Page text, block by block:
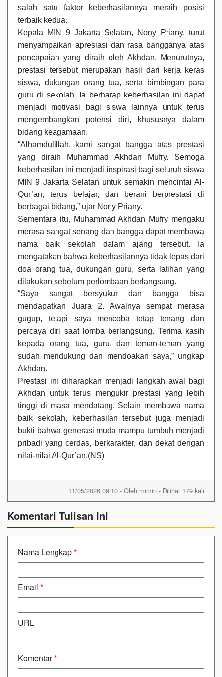
salah satu faktor keberhasilannya meraih posisi
terbaik kedua.
Kepala MIN 9 Jakarta Selatan, Nony Priany, turut
menyampaikan apresiasi dan rasa bangganya atas
pencapaian yang diraih oleh Akhdan. Menurutnya,
prestasi tersebut merupakan hasil dari kerja keras
siswa, dukungan orang tua, serta bimbingan para
guru di sekolah. Ia berharap keberhasilan ini dapat
menjadi motivasi bagi siswa lainnya untuk terus
mengembangkan potensi diri, khususnya dalam
bidang keagamaan.
“Alhamdulillah, kami sangat bangga atas prestasi
yang diraih Muhammad Akhdan Mufry. Semoga
keberhasilan ini menjadi inspirasi bagi seluruh siswa
MIN 9 Jakarta Selatan untuk semakin mencintai Al-
Qur’an, terus belajar, dan berani berprestasi di
berbagai bidang,” ujar Nony Priany.
Sementara itu, Muhammad Akhdan Mufry mengaku
merasa sangat senang dan bangga dapat membawa
nama baik sekolah dalam ajang tersebut. Ia
mengatakan bahwa keberhasilannya tidak lepas dari
doa orang tua, dukungan guru, serta latihan yang
dilakukan sebelum perlombaan berlangsung.
“Saya sangat bersyukur dan bangga bisa
mendapatkan Juara 2. Awalnya sempat merasa
gugup, tetapi saya mencoba tetap tenang dan
percaya diri saat lomba berlangsung. Terima kasih
kepada orang tua, guru, dan teman-teman yang
sudah mendukung dan mendoakan saya,” ungkap
Akhdan.
Prestasi ini diharapkan menjadi langkah awal bagi
Akhdan untuk terus mengukir prestasi yang lebih
tinggi di masa mendatang. Selain membawa nama
baik sekolah, keberhasilan tersebut juga menjadi
bukti bahwa generasi muda mampu tumbuh menjadi
pribadi yang cerdas, berkarakter, dan dekat dengan
nilai-nilai Al-Qur’an.(NS)
11/05/2026 09:10 - Oleh mimin - Dilihat 179 kali
Komentari Tulisan Ini
Nama Lengkap*
Email *
URL
Komentar*